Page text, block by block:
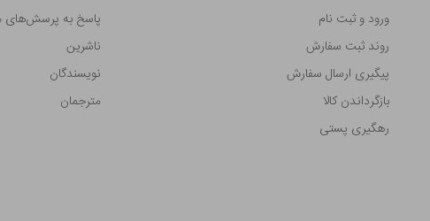
ورود و ثبت نام
روند ثبت سفارش
پیگیری ارسال سفارش
بازگرداندن کالا
رهگیری پستی
پاسخ به پرسش‌های
ناشرین
نویسندگان
مترجمان